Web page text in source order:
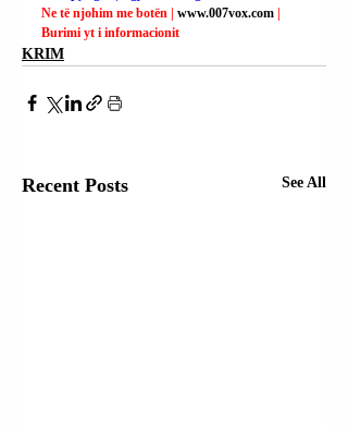
Ne të njohim me botën | www.007vox.com
Burimi yt i informacionit
KRIM
Recent Posts See All